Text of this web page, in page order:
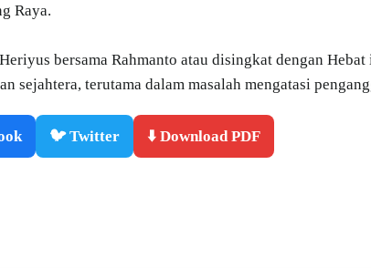
Raya.
bersama Rahmanto atau disingkat dengan
sejahtera, terutama dalam masalah mengatasi
🐦 Twitter
⬇️ Download PDF